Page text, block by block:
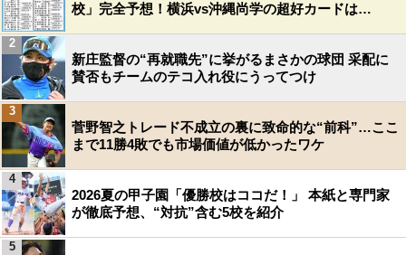
校」完全予想！横浜vs沖縄尚学の超好カードは…
新庄監督の“再就職先”に挙がるまさかの球団 采配に
賛否もチームのテコ入れ役にうってつけ
2
菅野智之トレード不成立の裏に致命的な“前科”…ここ
まで11勝4敗でも市場価値が低かったワケ
3
2026夏の甲子園「優勝校はココだ！」 本紙と専門家
が徹底予想、“対抗”含む5校を紹介
4
5